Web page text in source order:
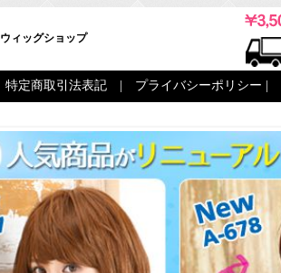
ッグショップ
特定商取引法表記| プライバシーポリシー